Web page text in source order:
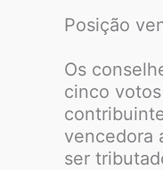
Posição
Os
cinco
vencedora
ser